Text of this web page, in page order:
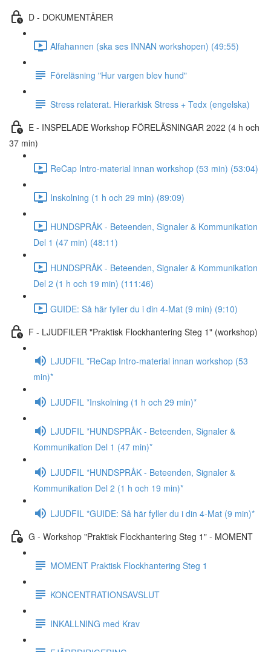
D - DOKUMENTÄRER
Alfahannen (ska ses INNAN workshopen) (49:55)
Föreläsning "Hur vargen blev hund"
Stress relaterat. Hierarkisk Stress + Tedx (engelska)
E - INSPELADE Workshop FÖRELÄSNINGAR 2022 (4 h och
37 min)
ReCap Intro-material innan workshop (53 min) (53:04)
Inskolning (1 h och 29 min) (89:09)
HUNDSPRÅK - Beteenden, Signaler & Kommunikation
Del 1 (47 min) (48:11)
HUNDSPRÅK - Beteenden, Signaler & Kommunikation
Del 2 (1 h och 19 min) (111:46)
GUIDE: Så här fyller du i din 4-Mat (9 min) (9:10)
F - LJUDFILER "Praktisk Flockhantering Steg 1" (workshop)
LJUDFIL *ReCap Intro-material innan workshop (53
min)*
LJUDFIL *Inskolning (1 h och 29 min)*
LJUDFIL *HUNDSPRÅK - Beteenden, Signaler &
Kommunikation Del 1 (47 min)*
LJUDFIL *HUNDSPRÅK - Beteenden, Signaler &
Kommunikation Del 2 (1 h och 19 min)*
LJUDFIL *GUIDE: Så här fyller du i din 4-Mat (9 min)*
G - Workshop "Praktisk Flockhantering Steg 1" - MOMENT
MOMENT Praktisk Flockhantering Steg 1
KONCENTRATIONSAVSLUT
INKALLNING med Krav